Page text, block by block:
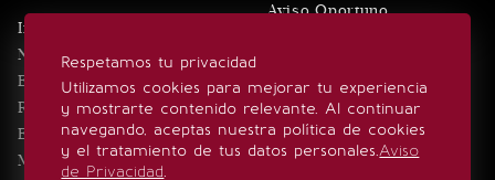
Respetamos tu privacidad
Utilizamos cookies para mejorar tu experiencia
y mostrarte contenido relevante. Al continuar
navegando, aceptas nuestra política de cookies
y el tratamiento de tus datos personales.Aviso
de Privacidad.
Inicio
Noticias
Eventos
Realeza
Estilo de vida
Minuto x Minuto
Aviso Oportuno
SÍGUENOS